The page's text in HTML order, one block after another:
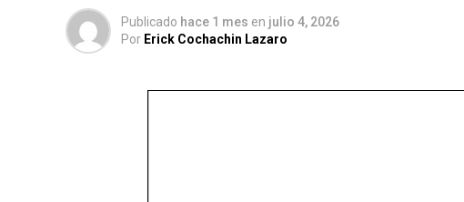
Publicado hace 1 mes en julio 4, 2026
Por Erick Cochachin Lazaro